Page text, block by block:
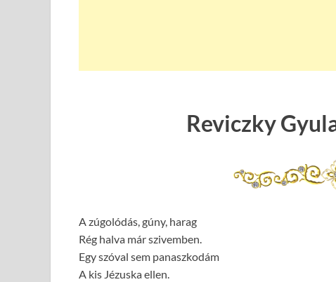
Reviczky
A zúgolódás, gúny, harag
Rég halva már szivemben.
Egy szóval sem panaszkodám
A kis Jézuska ellen.